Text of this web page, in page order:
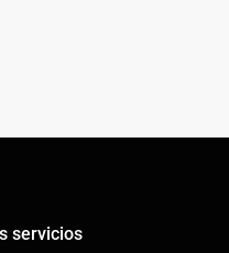
servicios